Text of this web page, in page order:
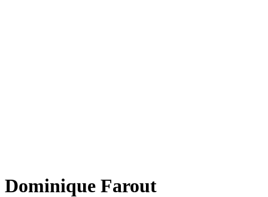
Dominique Farout